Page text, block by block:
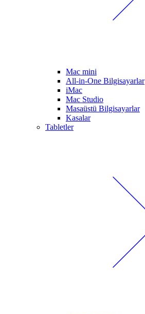
Mac mini
All-in-One Bilgisayarlar
iMac
Mac Studio
Masaüstü Bilgisayarlar
Kasalar
Tabletler